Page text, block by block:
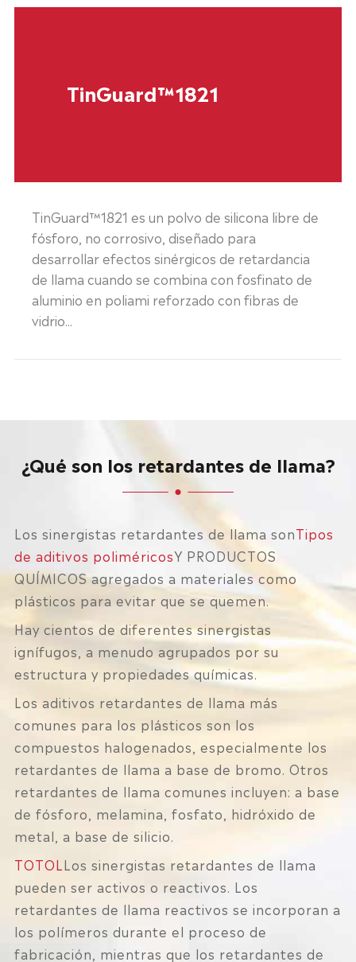
TinGuard™1821
TinGuard™1821 es un polvo de silicona libre de
fósforo, no corrosivo, diseñado para
desarrollar efectos sinérgicos de retardancia
de llama cuando se combina con fosfinato de
aluminio en poliami reforzado con fibras de
vidrio...
¿Qué son los retardantes de llama?
Los sinergistas retardantes de llama sonTipos
de aditivos poliméricosY PRODUCTOS
QUÍMICOS agregados a materiales como
plásticos para evitar que se quemen.
Hay cientos de diferentes sinergistas
ignífugos, a menudo agrupados por su
estructura y propiedades químicas.
Los aditivos retardantes de llama más
comunes para los plásticos son los
compuestos halogenados, especialmente los
retardantes de llama a base de bromo. Otros
retardantes de llama comunes incluyen: a base
de fósforo, melamina, fosfato, hidróxido de
metal, a base de silicio.
TOTOL Los sinergistas retardantes de llama
pueden ser activos o reactivos. Los
retardantes de llama reactivos se incorporan a
los polímeros durante el proceso de
fabricación, mientras que los retardantes de